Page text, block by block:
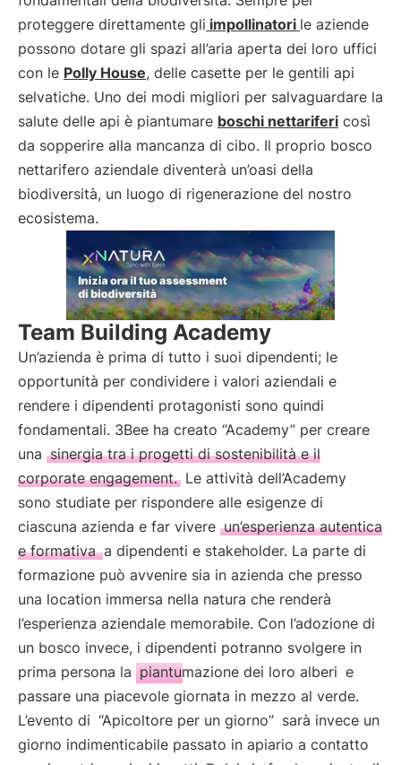
proteggere direttamente gli impollinatori le aziende
possono dotare gli spazi all’aria aperta dei loro uffici
con le Polly House, delle casette per le gentili api
selvatiche. Uno dei modi migliori per salvaguardare la
salute delle api è piantumare boschi nettariferi così
da sopperire alla mancanza di cibo. Il proprio bosco
nettarifero aziendale diventerà un’oasi della
biodiversità, un luogo di rigenerazione del nostro
ecosistema.
Team Building Academy
Un’azienda è prima di tutto i suoi dipendenti; le
opportunità per condividere i valori aziendali e
rendere i dipendenti protagonisti sono quindi
fondamentali. 3Bee ha creato “Academy” per creare
una sinergia tra i progetti di sostenibilità e il
corporate engagement. Le attività dell’Academy
sono studiate per rispondere alle esigenze di
ciascuna azienda e far vivere un’esperienza autentica
e formativa a dipendenti e stakeholder. La parte di
formazione può avvenire sia in azienda che presso
una location immersa nella natura che renderà
l’esperienza aziendale memorabile. Con l’adozione di
un bosco invece, i dipendenti potranno svolgere in
prima persona la piantumazione dei loro alberi e
passare una piacevole giornata in mezzo al verde.
L’evento di “Apicoltore per un giorno” sarà invece un
giorno indimenticabile passato in apiario a contatto